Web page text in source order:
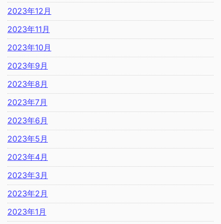
2023年12月
2023年11月
2023年10月
2023年9月
2023年8月
2023年7月
2023年6月
2023年5月
2023年4月
2023年3月
2023年2月
2023年1月